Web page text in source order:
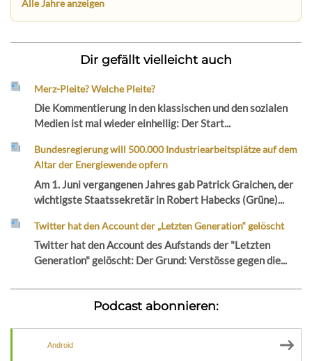
Alle Jahre anzeigen
Dir gefällt vielleicht auch
Merz-Pleite? Welche Pleite?
Die Kommentierung in den klassischen und den sozialen
Medien ist mal wieder einhellig: Der Start...
Bundesregierung will 500.000 Industriearbeitsplätze auf dem
Altar der Energiewende opfern
Am 1. Juni vergangenen Jahres gab Patrick Graichen, der
wichtigste Staatssekretär in Robert Habecks (Grüne)...
Twitter hat den Account der „Letzten Generation“ gelöscht
Twitter hat den Account des Aufstands der "Letzten
Generation" gelöscht: Der Grund: Verstösse gegen die...
Podcast abonnieren:
Android